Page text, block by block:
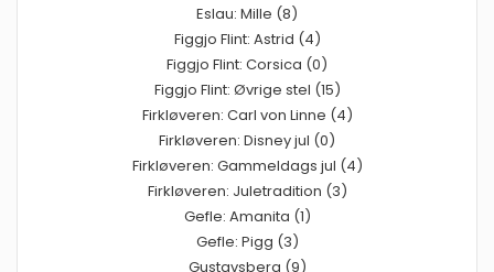
Eslau: Mille (8)
Figgjo Flint: Astrid (4)
Figgjo Flint: Corsica (0)
Figgjo Flint: Øvrige stel (15)
Firkløveren: Carl von Linne (4)
Firkløveren: Disney jul (0)
Firkløveren: Gammeldags jul (4)
Firkløveren: Juletradition (3)
Gefle: Amanita (1)
Gefle: Pigg (3)
Gustavsberg (9)